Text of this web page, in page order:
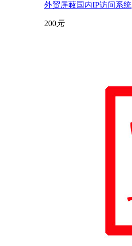
外贸屏蔽国内IP访问系统
200元